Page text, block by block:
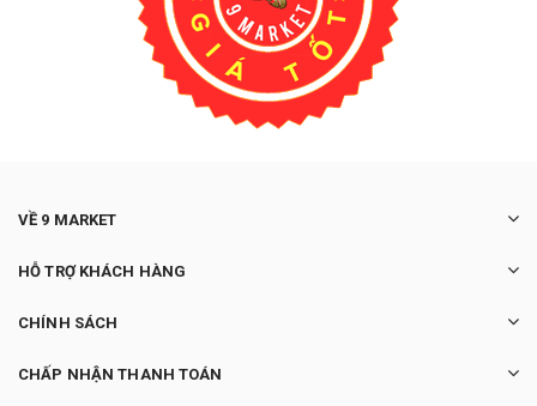
VỀ 9 MARKET
HỖ TRỢ KHÁCH HÀNG
CHÍNH SÁCH
CHẤP NHẬN THANH TOÁN